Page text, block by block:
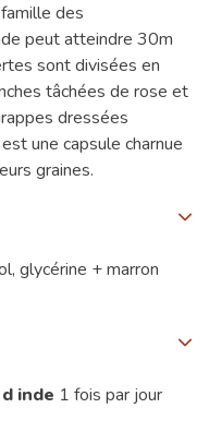
des
peut atteindre 30m
sont divisées en
tâchées de rose et
dressées
une capsule charnue
graines.
glycérine + marron
inde 1 fois par jour